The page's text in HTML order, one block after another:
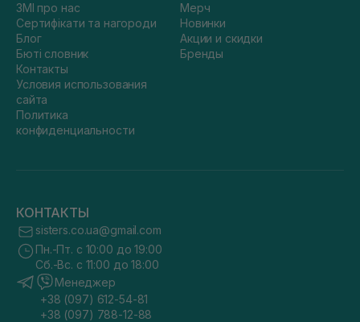
ЗМІ про нас
Сертифікати та нагороди
Блог
Бюті словник
Контакты
Условия использования
сайта
Политика
конфиденциальности
Мерч
Новинки
Акции и скидки
Бренды
КОНТАКТЫ
sisters.co.ua@gmail.com
Пн.-Пт. с 10:00 до 19:00
Сб.-Вс. с 11:00 до 18:00
Менеджер
+38 (097) 612-54-81
+38 (097) 788-12-88